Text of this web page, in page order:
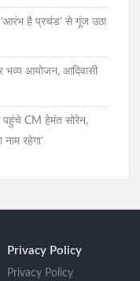
‘आरंभ है प्रचंड’ से गूंज उठा
भव्य आयोजन, आदिवासी
पहुंचे CM हेमंत सोरेन,
रहेगा’
Privacy Policy
Privacy Policy